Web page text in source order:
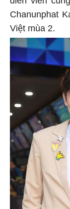
diễn viên
Chanunphat
Việt mùa 2.